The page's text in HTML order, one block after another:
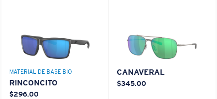
MATERIAL DE BASE BIO
RINCONCITO
$296.00
CANAVERAL
$345.00